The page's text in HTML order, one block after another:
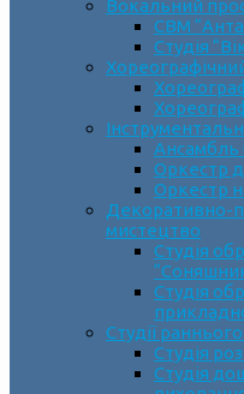
Вокальний
СВМ
Студія
Ансамбль
Оркестр
Оркестр
Декоративно-
мистецтво
Cтудія
Студія
Студії
Студія
Студія